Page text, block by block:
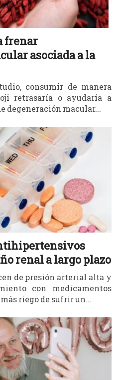
frenar
asociada a la
consumir de manera
retrasaría o ayudaría a
degeneración macular...
renal a largo plazo
de presión arterial alta y
con medicamentos
riego de sufrir un...